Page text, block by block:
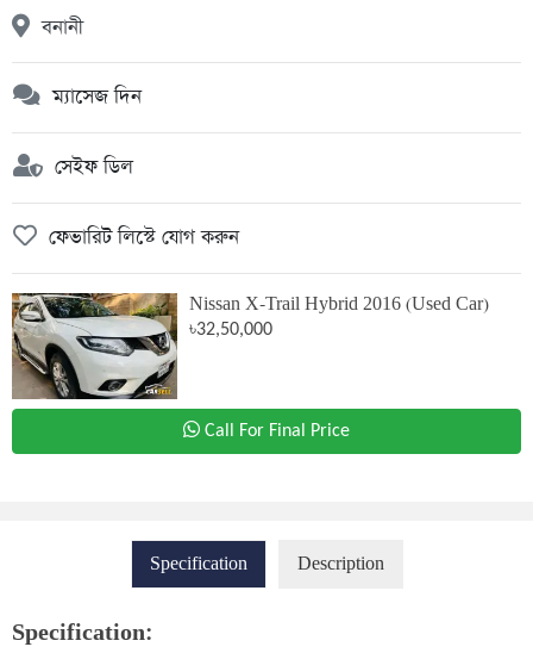
বনানী
ম্যাসেজ দিন
সেইফ ডিল
ফেভারিট লিস্টে যোগ করুন
Nissan X-Trail Hybrid 2016 (Used Car)
৳32,50,000
Call For Final Price
Specification Description
Specification: